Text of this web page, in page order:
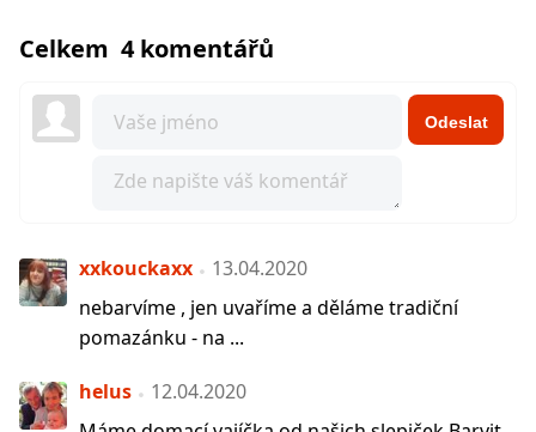
Celkem 4 komentářů
Odeslat
xxkouckaxx
13.04.2020
nebarvíme , jen uvaříme a děláme tradiční
pomazánku - na ...
helus
12.04.2020